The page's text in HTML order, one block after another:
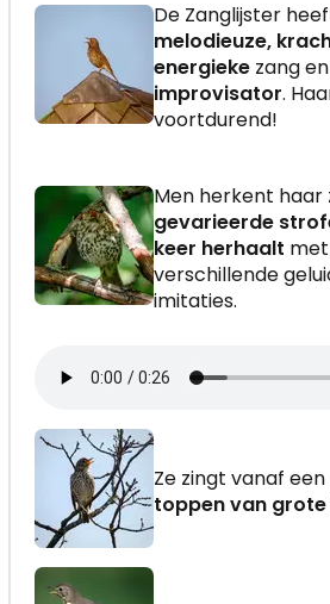
De Zanglijster
melodieuze,
energieke zang
improvisator.
voortdurend!
Men herkent haar
gevarieerde
keer herhaalt
verschillende
imitaties.
Ze zingt vanaf
toppen van